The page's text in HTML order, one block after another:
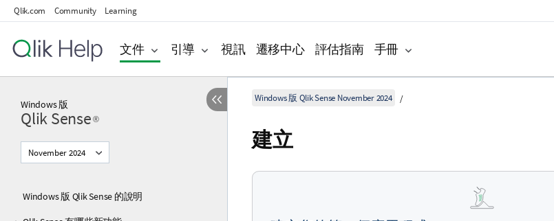
Qlik.com Community Learning
文件 引導 視訊 遷移中心 評估指南 手冊
Windows版
Qlik Sense ®
November 2024
Windows 版 Qlik Sense 的說明
Windows 版 Qlik Sense November 2024
建立